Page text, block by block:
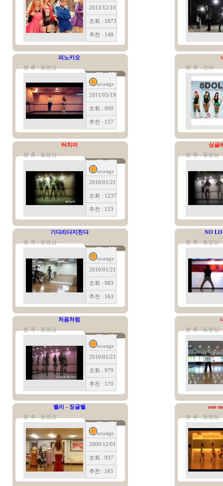
2013/12/10
조회 : 1873
추천 : 148
피노키오
분 류 : 동영상
orange
2011/05/19
조회 : 900
추천 : 157
분 류 : 강좌
터치미
분 류 : 동영상
orange
2010/01/21
조회 : 1237
추천 : 153
싱글
분 류 : 동영상
기다리다지친다
분 류 : 동영상
orange
2010/01/21
조회 : 983
추천 : 163
NO
분 류 : 동영상
처음처럼
분 류 : 동영상
orange
2010/01/21
조회 : 979
추천 : 170
분 류 : 동영상
벨리 - 징글벨
분 류 : 동영상
orange
2009/12/01
조회 : 937
추천 : 165
one
분 류 : 동영상